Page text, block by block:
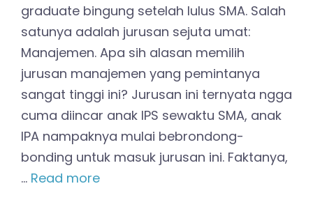
graduate bingung setelah lulus SMA. Salah
satunya adalah jurusan sejuta umat:
Manajemen. Apa sih alasan memilih
jurusan manajemen yang pemintanya
sangat tinggi ini? Jurusan ini ternyata ngga
cuma diincar anak IPS sewaktu SMA, anak
IPA nampaknya mulai bebrondong-
bonding untuk masuk jurusan ini. Faktanya,
… Read more